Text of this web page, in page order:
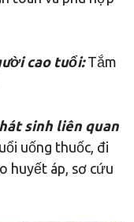
cao tuổi:Tắm
sinh liên quan
uống thuốc, đi
huyết áp, sơ cứu